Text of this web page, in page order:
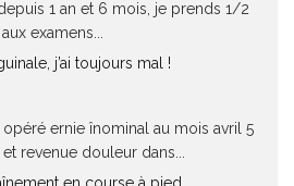
1 an et 6 mois, je prends 1/2
examens...
j’ai toujours mal !
ernie înominal au mois avril 5
revenue douleur dans...